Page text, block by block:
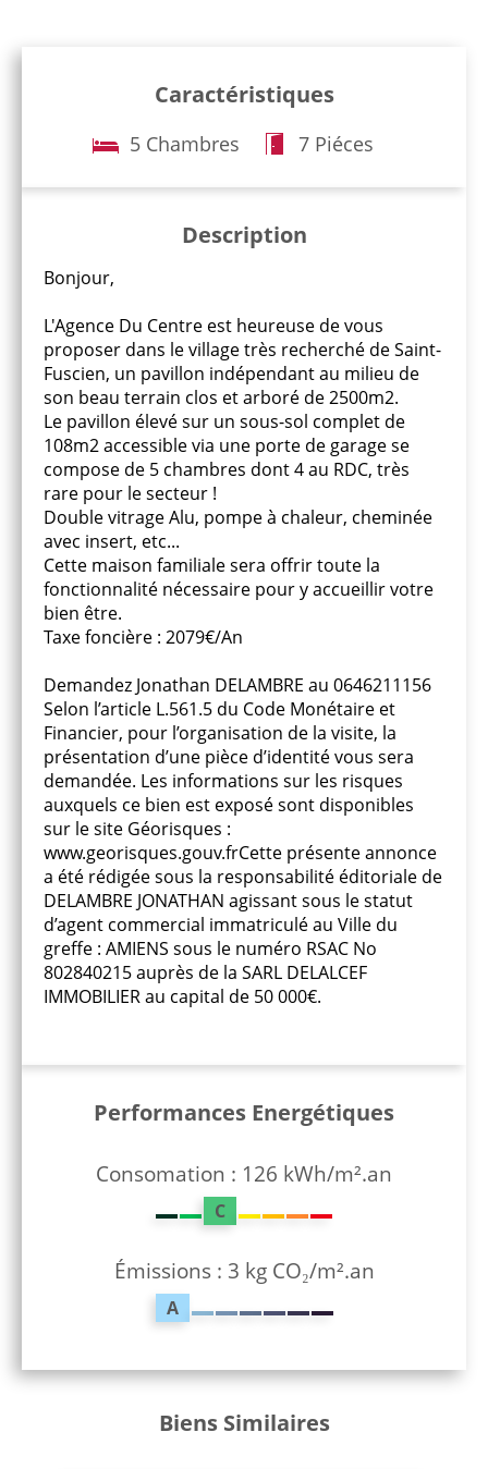
Caractéristiques
5 Chambres 7 Piéces
Description
Bonjour,
L'Agence Du Centre est heureuse de vous
proposer dans le village très recherché de Saint-
Fuscien, un pavillon indépendant au milieu de
son beau terrain clos et arboré de 2500m2.
Le pavillon élevé sur un sous-sol complet de
108m2 accessible via une porte de garage se
compose de 5 chambres dont 4 au RDC, très
rare pour le secteur !
Double vitrage Alu, pompe à chaleur, cheminée
avec insert, etc...
Cette maison familiale sera offrir toute la
fonctionnalité nécessaire pour y accueillir votre
bien être.
Taxe foncière : 2079€/An
Demandez Jonathan DELAMBRE au 0646211156
Selon l’article L.561.5 du Code Monétaire et
Financier, pour l’organisation de la visite, la
présentation d’une pièce d’identité vous sera
demandée. Les informations sur les risques
auxquels ce bien est exposé sont disponibles
sur le site Géorisques :
www.georisques.gouv.frCette présente annonce
a été rédigée sous la responsabilité éditoriale de
DELAMBRE JONATHAN agissant sous le statut
d’agent commercial immatriculé au Ville du
greffe : AMIENS sous le numéro RSAC No
802840215 auprès de la SARL DELALCEF
IMMOBILIER au capital de 50 000€.
Performances Energétiques
Consomation : 126 kWh/m².an
C
Émissions : 3 kg CO₂/m².an
A
Biens Similaires